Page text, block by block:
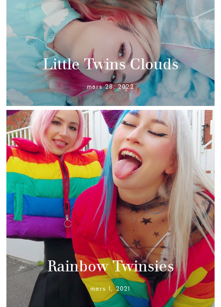
Little Twins Clouds
mars 28, 2022
Rainbow Twinsies
mars 1, 2021